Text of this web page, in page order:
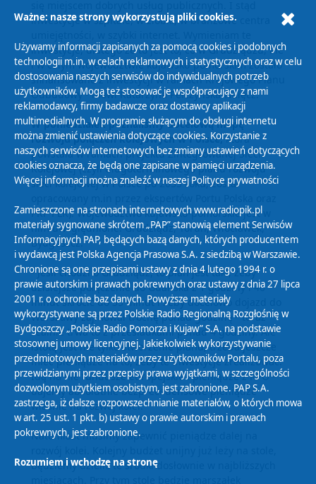
inwestycje w szpitale, w żłobki, w branżowe centra
inwestycje, dlatego że to jest to, co w Grudziądzu, ale
i w całym województwie kujawsko-pomorskim zostało
sfinansowane z inwestycji w ramach Krajowego Planu
Odbudowy - mówi Katarzyna Pełczyńska-Nałęcz.
W poniedziałek poznaliśmy docelową mapę
rozwoju połączeń kolejowych w Polsce,która
powstała w ramach projektu Zintegrowanej Sieci
Kolejowej (czyli długoterminowego planu rozwoju
sieci kolejowej w Polsce po 2035 roku; został
PKP PLK). Województwo kujawsko-pomorskie jest w
nim uwzględnione: Grudziądz, Toruń, Włocławek,
Bydgoszcz.
- Jeśli chodzi o Grudziądz, to plan jest taki, żeby
dzisiejsze połączenie do Gdańska z 1 godziny i 40
minut skrócić do 35 minut i żeby docelowo dojazd do
Warszawy zajmował trochę ponad godzinę - teraz
realnie trwa to z przesiadkami ponad 4 godziny. Ale
istotą jest nie tylko stworzenie planu, trzeba jeszcze
mieć pieniądze na to, żeby te inwestycje zrealizować.
Idą na nie fundusze europejskie i pieniądze z KPO -
dajemy absolutnie bezprecedensowe pieniądze
właśnie na rozwój kolei.
Natomiast musimy zapewnić pieniądze dalej na
będziemy dzielić te środki dosłownie w najbliższych
Ważne: nasze strony wykorzystują pliki cookies.
Używamy informacji zapisanych za pomocą cookies i podobnych
technologii m.in. w celach reklamowych i statystycznych oraz w celu
dostosowania naszych serwisów do indywidualnych potrzeb
użytkowników. Mogą też stosować je współpracujący z nami
reklamodawcy, firmy badawcze oraz dostawcy aplikacji
multimedialnych. W programie służącym do obsługi internetu
można zmienić ustawienia dotyczące cookies. Korzystanie z
naszych serwisów internetowych bez zmiany ustawień dotyczących
cookies oznacza, że będą one zapisane w pamięci urządzenia.
Więcej informacji można znaleźć w naszej Polityce prywatności
Zamieszczone na stronach internetowych www.radiopik.pl
materiały sygnowane skrótem „PAP” stanowią element Serwisów
Informacyjnych PAP, będących bazą danych, których producentem
i wydawcą jest Polska Agencja Prasowa S.A. z siedzibą w Warszawie.
Chronione są one przepisami ustawy z dnia 4 lutego 1994 r. o
prawie autorskim i prawach pokrewnych oraz ustawy z dnia 27 lipca
2001 r. o ochronie baz danych. Powyższe materiały
wykorzystywane są przez Polskie Radio Regionalną Rozgłośnię w
Bydgoszczy „Polskie Radio Pomorza i Kujaw” S.A. na podstawie
stosownej umowy licencyjnej. Jakiekolwiek wykorzystywanie
przedmiotowych materiałów przez użytkowników Portalu, poza
przewidzianymi przez przepisy prawa wyjątkami, w szczególności
dozwolonym użytkiem osobistym, jest zabronione. PAP S.A.
zastrzega, iż dalsze rozpowszechnianie materiałów, o których mowa
w art. 25 ust. 1 pkt. b) ustawy o prawie autorskim i prawach
pokrewnych, jest zabronione.
Rozumiem i wchodzę na stronę